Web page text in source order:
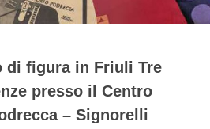
di figura in Friuli Tre
presso il Centro
– Signorelli